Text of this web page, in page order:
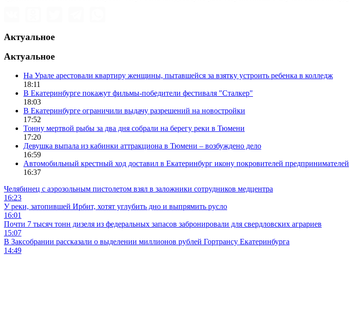
Актуальное
Актуальное
На Урале арестовали квартиру женщины, пытавшейся за взятку устроить ребенка в колледж
18:11
В Екатеринбурге покажут фильмы-победители фестиваля "Сталкер"
18:03
В Екатеринбурге ограничили выдачу разрешений на новостройки
17:52
Тонну мертвой рыбы за два дня собрали на берегу реки в Тюмени
17:20
Девушка выпала из кабинки аттракциона в Тюмени – возбуждено дело
16:59
Автомобильный крестный ход доставил в Екатеринбург икону покровителей предпринимателей
16:37
Челябинец с аэрозольным пистолетом взял в заложники сотрудников медцентра
16:23
У реки, затопившей Ирбит, хотят углубить дно и выпрямить русло
16:01
Почти 7 тысяч тонн дизеля из федеральных запасов забронировали для свердловских аграриев
15:07
В Заксобрании рассказали о выделении миллионов рублей Гортрансу Екатеринбурга
14:49